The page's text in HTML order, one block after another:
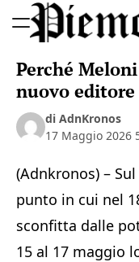
to
Sport
Perché
nuovo editore
di AdnKronos
17 Maggio 2026
(Adnkronos) –
punto in cui nel
sconfitta dalle
15 al 17 maggio